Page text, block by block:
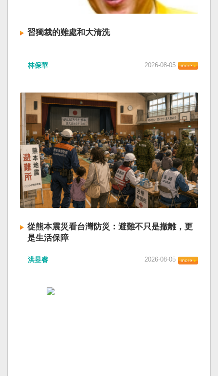
習獨裁的難處和大清洗
林保華 2026-08-05
從熊本震災看台灣防災：避難不只是撤離，更
是生活保障
洪昱睿 2026-08-05